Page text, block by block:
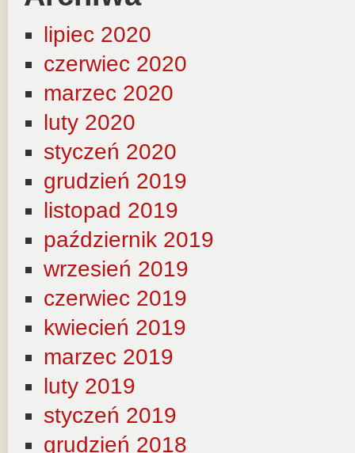
lipiec 2020
czerwiec 2020
marzec 2020
luty 2020
styczeń 2020
grudzień 2019
listopad 2019
październik 2019
wrzesień 2019
czerwiec 2019
kwiecień 2019
marzec 2019
luty 2019
styczeń 2019
grudzień 2018